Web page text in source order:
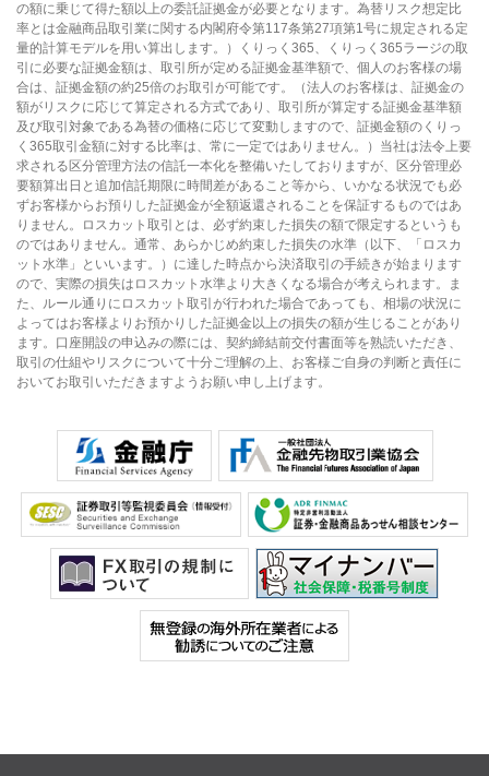
の額に乗じて得た額以上の委託証拠金が必要となります。為替リスク想定比
率とは金融商品取引業に関する内閣府令第117条第27項第1号に規定される定
量的計算モデルを用い算出します。）くりっく365、くりっく365ラージの取
引に必要な証拠金額は、取引所が定める証拠金基準額で、個人のお客様の場
合は、証拠金額の約25倍のお取引が可能です。（法人のお客様は、証拠金の
額がリスクに応じて算定される方式であり、取引所が算定する証拠金基準額
及び取引対象である為替の価格に応じて変動しますので、証拠金額のくりっ
く365取引金額に対する比率は、常に一定ではありません。）当社は法令上要
求される区分管理方法の信託一本化を整備いたしておりますが、区分管理必
要額算出日と追加信託期限に時間差があること等から、いかなる状況でも必
ずお客様からお預りした証拠金が全額返還されることを保証するものではあ
りません。ロスカット取引とは、必ず約束した損失の額で限定するというも
のではありません。通常、あらかじめ約束した損失の水準（以下、「ロスカ
ット水準」といいます。）に達した時点から決済取引の手続きが始まります
ので、実際の損失はロスカット水準より大きくなる場合が考えられます。ま
た、ルール通りにロスカット取引が行われた場合であっても、相場の状況に
よってはお客様よりお預かりした証拠金以上の損失の額が生じることがあり
ます。口座開設の申込みの際には、契約締結前交付書面等を熟読いただき、
取引の仕組やリスクについて十分ご理解の上、お客様ご自身の判断と責任に
おいてお取引いただきますようお願い申し上げます。